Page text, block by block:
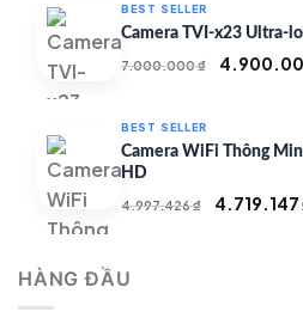
BEST SELLER
Camera TVI-x23 Ultra-
7.000.000₫
Giá
BEST SELLER
Camera WiFi Thông
HD
4.997.426₫
Giá
4.719.147
HÀNG ĐẦU